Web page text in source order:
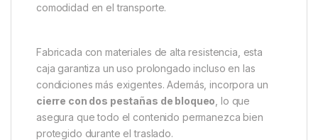
comodidad en el transporte.
Fabricada con materiales de alta resistencia, esta
caja garantiza un uso prolongado incluso en las
condiciones más exigentes. Además, incorpora un
cierre con dos pestañas de bloqueo , lo que
asegura que todo el contenido permanezca bien
protegido durante el traslado.